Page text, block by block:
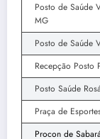
Posto de Saúde
MG
Posto de Saúde
Recepção
Posto Saúde
Praça de
Procon de